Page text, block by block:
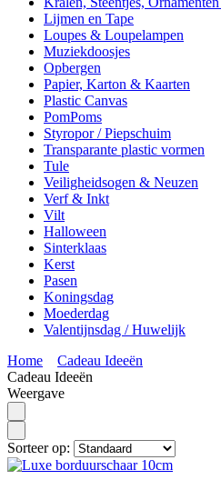
Lijmen en Tape
Loupes & Loupelampen
Muziekdoosjes
Opbergen
Papier, Karton & Kaarten
Plastic Canvas
PomPoms
Styropor / Piepschuim
Transparante plastic vormen
Tule
Veiligheidsogen & Neuzen
Verf & Inkt
Vilt
Halloween
Sinterklaas
Kerst
Pasen
Koningsdag
Moederdag
Valentijnsdag / Huwelijk
Home
Cadeau Ideeën
Cadeau Ideeën
Weergave
Sorteer op: